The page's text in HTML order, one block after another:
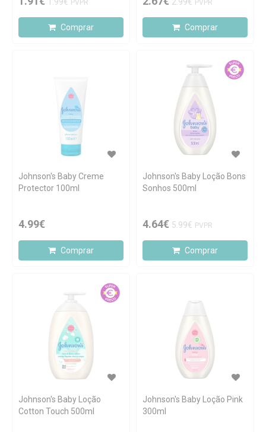
PVPR
Comprar
PVPR
Comprar
Johnson's Baby Creme
Protector 100ml
4.99€
Comprar
Johnson's Baby Loção Bons
Sonhos 500ml
4.64€ 5.99€ PVPR
Comprar
Johnson's Baby Loção
Cotton Touch 500ml
Johnson's Baby Loção Pink
300ml